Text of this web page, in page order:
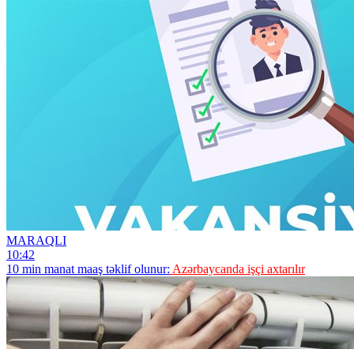
MARAQLI
10:42
10 min manat maaş təklif olunur: Azərbaycanda işçi axtarılır